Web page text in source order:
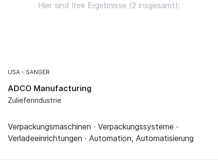
Hier sind Ihre Ergebnisse (2 insgesamt):
USA SANGER
ADCO Manufacturing
Zulieferindustrie
Verpackungsmaschinen · Verpackungssysteme ·
Verladeeinrichtungen · Automation, Automatisierung